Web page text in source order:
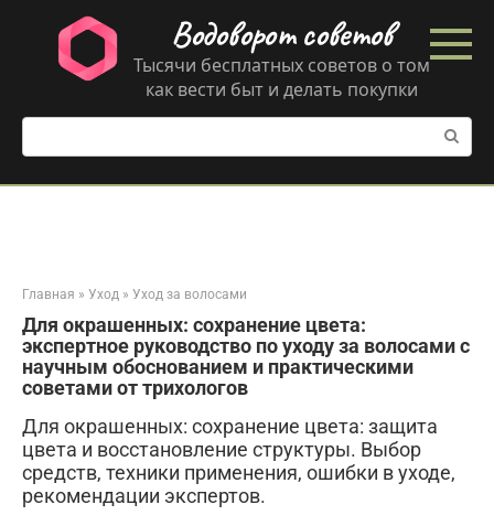
контенту
Водоворот советов
Тысячи бесплатных советов о том
как вести быт и делать покупки
Поиск:
Главная » Уход » Уход за волосами
Для окрашенных: сохранение цвета:
экспертное руководство по уходу за волосами с
научным обоснованием и практическими
советами от трихологов
Для окрашенных: сохранение цвета: защита
цвета и восстановление структуры. Выбор
средств, техники применения, ошибки в уходе,
рекомендации экспертов.